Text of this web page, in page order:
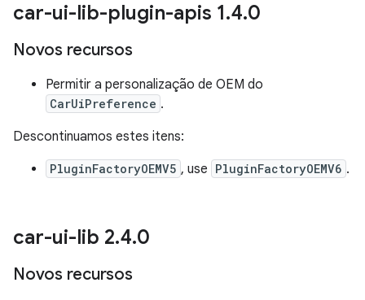
car-ui-lib-plugin-apis 1.4.0
Novos recursos
Permitir a personalização de OEM do
CarUiPreference .
Descontinuamos estes itens:
PluginFactoryOEMV5 , use PluginFactoryOEMV6 .
car-ui-lib 2.4.0
Novos recursos